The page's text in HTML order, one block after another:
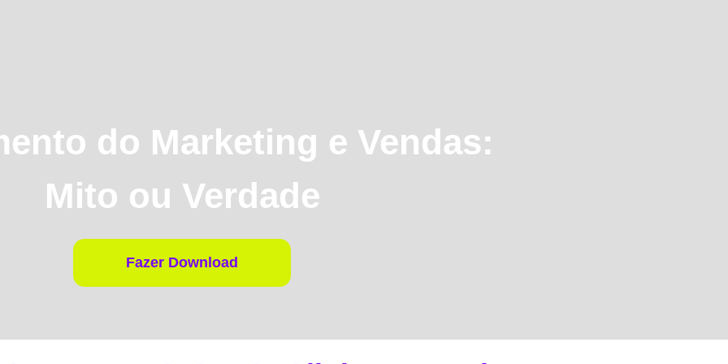
do Marketing e Vendas:
Mito ou Verdade
Fazer Download